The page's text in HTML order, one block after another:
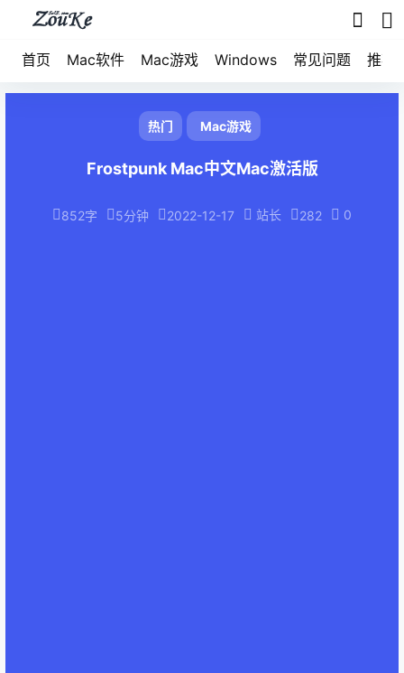
首页 Mac软件 Mac游戏 Windows 常见问题 推荐
热门 Mac游戏
Frostpunk Mac中文Mac激活版
852字 5分钟 2022-12-17 站长 282 0